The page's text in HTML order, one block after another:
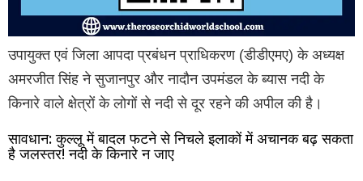
उपायुक्त एवं जिला आपदा प्रबंधन प्राधिकरण (डीडीएमए) के अध्यक्ष
अमरजीत सिंह ने सुजानपुर और नादौन उपमंडल के ब्यास नदी के
किनारे वाले क्षेत्रों के लोगों से नदी से दूर रहने की अपील की है।
सावधान: कुल्लू में बादल फटने से निचले इलाकों में अचानक बढ़ सकता
है जलस्तर! नदी के किनारे न जाए